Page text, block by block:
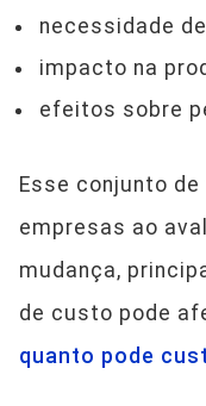
necessidade
impacto na
efeitos sobre
Esse conjunto
empresas ao
mudança,
de custo pode
quanto pode